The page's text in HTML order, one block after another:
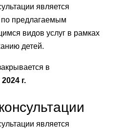
является
предлагаемым
видов услуг в рамках
детей.
в
г.
является